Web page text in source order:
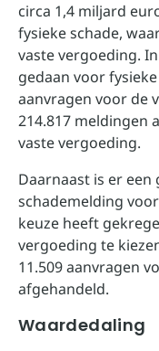
circa 1,4 miljard
fysieke schade,
vaste vergoeding.
gedaan voor
aanvragen voor de
214.817 meldingen
vaste vergoeding.
Daarnaast is er
schademelding
keuze heeft
vergoeding te
11.509 aanvragen
afgehandeld.
Waardedaling